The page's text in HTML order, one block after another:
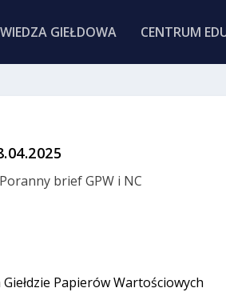
WIEDZA GIEŁDOWA CENTRUM
Poranny brief GPW i NC
Papierów Wartościowych